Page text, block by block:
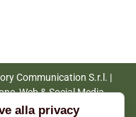
Communication S.r.l. |
Web & Social Media
alla privacy